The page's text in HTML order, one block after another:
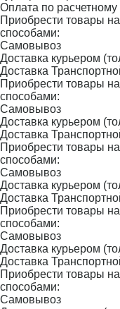
Оплата по
Приобрести товары
способами:
Самовывоз
Доставка курьером
Доставка
Приобрести товары
способами:
Самовывоз
Доставка курьером
Доставка
Приобрести товары
способами:
Самовывоз
Доставка курьером
Доставка
Приобрести товары
способами:
Самовывоз
Доставка курьером
Доставка
Приобрести товары
способами:
Самовывоз